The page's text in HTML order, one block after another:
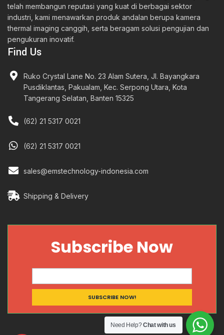
telah membangun reputasi yang kuat di berbagai sektor
industri, kami menawarkan produk andalan berupa kamera
thermal imaging canggih, serta beragam solusi pengujian dan
pengukuran inovatif.
Find Us
Ruko Crystal Lane No. 23 Alam Sutera, Jl. Bayangkara
Pusdiklantas, Pakualam, Kec. Serpong Utara, Kota
Tangerang Selatan, Banten 15325
(62) 21 5317 0021
(62) 21 5317 0021
sales@emstechnology-indonesia.com
Shipping & Delivery
Subscribe Now
Need Help?Chat with us